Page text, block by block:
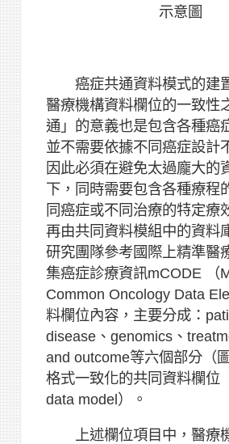
示意圖
癌症共通資料模式的建
醫療機構資料欄位的一致性
通」的意義也是包含各種癌
並不需要依據不同癌症設計
因此必須在避免太過龐大的
下，同時需要包含各種療程
同癌症或不同治療的特定療
再由共同資料模組中的資料
研究團隊參考國際上精準醫
集癌症診療資訊mCODE （
Common Oncology Data
料欄位內容，主要分成：
disease、genomics、
and outcome等六個部分（
格式一致化的共同資料欄位
data model）。
上述欄位項目中，醫療